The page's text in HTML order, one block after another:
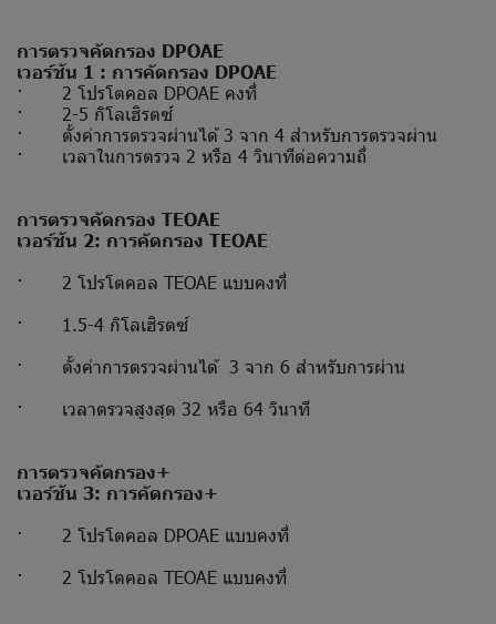
การตรวจคัดกรอง DPOAE
เวอร์ชัน 1 : การคัดกรอง DPOAE
· 2 โปรโตคอล DPOAE คงที่
· 2-5 กิโลเฮิรตซ์
· ตั้งค่าการตรวจผ่านได้ 3 จาก 4 สำหรับการตรวจผ่าน
· เวลาในการตรวจ 2 หรือ 4 วินาทีต่อความถี่
การตรวจคัดกรอง TEOAE
เวอร์ชัน 2: การคัดกรอง TEOAE
· 2 โปรโตคอล TEOAE แบบคงที่
· 1.5-4 กิโลเฮิรตซ์
· ตั้งค่าการตรวจผ่านได้ 3 จาก 6 สำหรับการผ่าน
· เวลาตรวจสูงสุด 32 หรือ 64 วินาที
การตรวจคัดกรอง+
เวอร์ชัน 3: การคัดกรอง+
· 2 โปรโตคอล DPOAE แบบคงที่
· 2 โปรโตคอล TEOAE แบบคงที่